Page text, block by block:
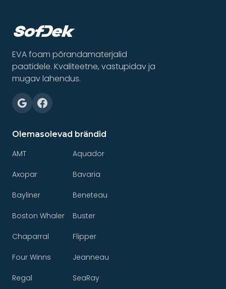
EVA foam põrandamaterjalid
paatidele. Kvaliteetne, vastupidav ja
mugav lahendus.
Olemasolevad brändid
AMT Aquador
Axopar Bavaria
Bayliner Beneteau
Boston Whaler Buster
Chaparral Flipper
Four Winns Jeanneau
Regal SeaRay